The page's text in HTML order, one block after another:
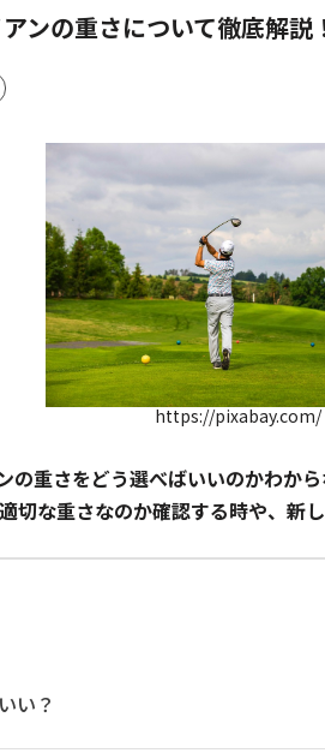
ンの重さについて徹底解説
https://pixabay.com/
の重さをどう選べばいいのかわか
切な重さなのか確認する時や、新
い？